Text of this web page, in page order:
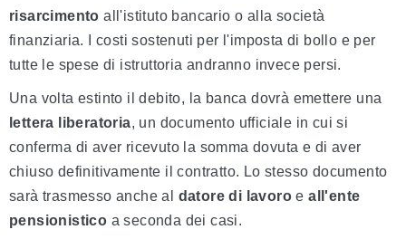
risarcimento all'istituto bancario o alla società
finanziaria. I costi sostenuti per l'imposta di bollo e per
tutte le spese di istruttoria andranno invece persi.
Una volta estinto il debito, la banca dovrà emettere una
lettera liberatoria, un documento ufficiale in cui si
conferma di aver ricevuto la somma dovuta e di aver
chiuso definitivamente il contratto. Lo stesso documento
sarà trasmesso anche al datore di lavoro eall'ente
pensionistico a seconda dei casi.